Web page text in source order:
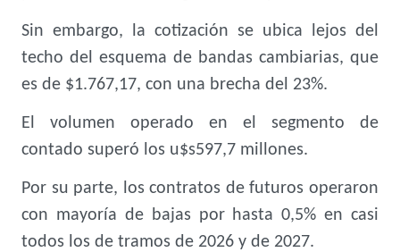
Sin embargo, la cotización se ubica lejos del
techo del esquema de bandas cambiarias, que
es de $1.767,17, con una brecha del 23%.
El volumen operado en el segmento de
contado superó los u$s597,7 millones.
Por su parte, los contratos de futuros operaron
con mayoría de bajas por hasta 0,5% en casi
todos los de tramos de 2026 y de 2027.